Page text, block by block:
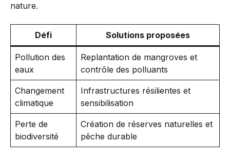
nature.
Défi Solutions proposées
Pollution des
eaux
Replantation de mangroves et
contrôle des polluants
Changement
climatique
Infrastructures résilientes et
sensibilisation
Perte de
biodiversité
Création de réserves naturelles et
pêche durable